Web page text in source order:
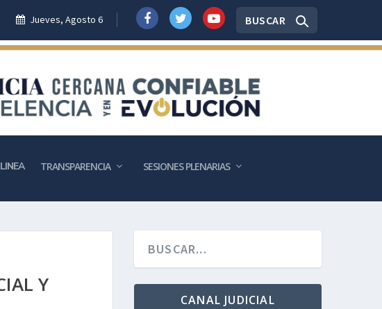
Jueves, Agosto 6 BUSCAR
TRANSPARENCIA SESIONES PLENARIAS
Y
CANAL JUDICIAL